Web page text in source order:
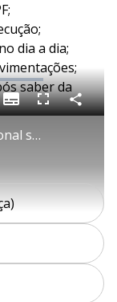
dia a dia;
saber da
CNJ promove seminário nacional sobre Justiça itinerante e cidadania
S
u
b
i
t
F C
o